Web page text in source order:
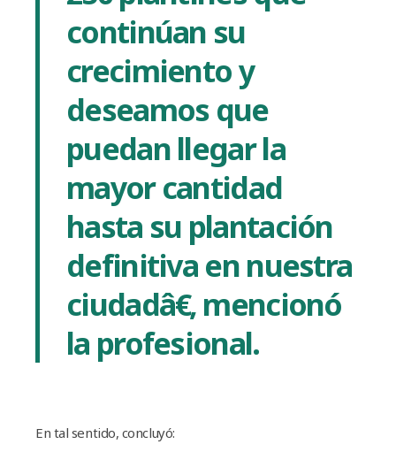
continúan su
crecimiento y
deseamos que
puedan llegar la
mayor cantidad
hasta su plantación
definitiva en nuestra
ciudadâ€, mencionó
la profesional.
En tal sentido, concluyó: